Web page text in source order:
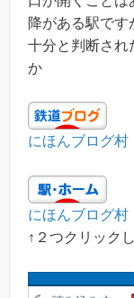
降がある駅で
十分と判断され
か
にほんブログ村
にほんブログ村
↑２つクリック